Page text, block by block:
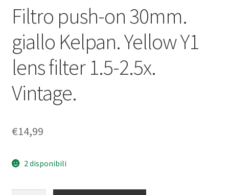
Filtro push-on 30mm.
giallo Kelpan. Yellow Y1
lens filter 1.5-2.5x.
Vintage.
€14,99
2 disponibili